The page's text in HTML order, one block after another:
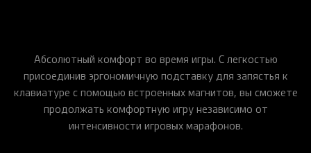
Абсолютный комфорт во время игры. С легкостью
присоединив эргономичную подставку для запястья к
клавиатуре с помощью встроенных магнитов, вы сможете
продолжать комфортную игру независимо от
интенсивности игровых марафонов.